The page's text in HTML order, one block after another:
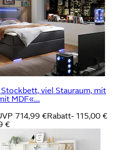
viel Stauraum, mit
MDF«...
714,99 €Rabatt- 115,00 €
€